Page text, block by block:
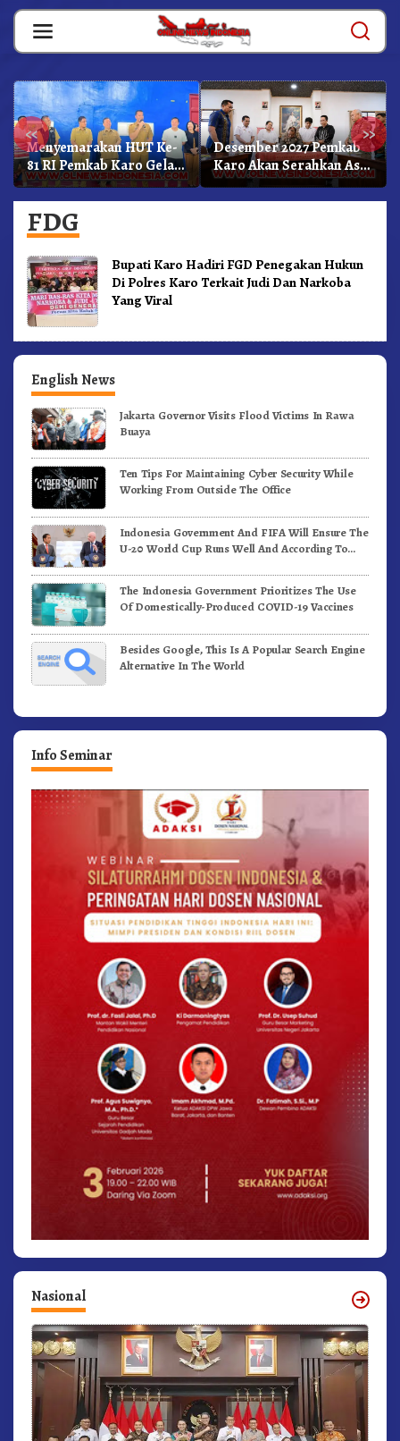
Skip
content
« »
Menyemarakan HUT Ke-
81 RI Pemkab Karo Gelar
Pertandingan Olahraga
Desember 2027 Pemkab
Karo Akan Serahkan Aset
RSUD Kabanjahe Ke
Moderamen GBKP
FDG
Bupati Karo Hadiri FGD Penegakan Hukun
Di Polres Karo Terkait Judi Dan Narkoba
Yang Viral
English News
Jakarta Governor Visits Flood Victims In Rawa
Buaya
Ten Tips For Maintaining Cyber Security While
Working From Outside The Office
Indonesia Government And FIFA Will Ensure The
U-20 World Cup Runs Well And According To
The Indonesia Government Prioritizes The Use
Of Domestically-Produced COVID-19 Vaccines
Besides Google, This Is A Popular Search Engine
Alternative In The World
Info Seminar
Nasional